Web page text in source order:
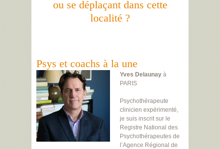
ou se déplaçant dans cette
localité ?
Psys et coachs à la une
Yves Delaunay à
PARIS
Psychothérapeute
clinicien expérimenté,
je suis inscrit sur le
Registre National des
Psychothérapeutes de
l’Agence Régional de